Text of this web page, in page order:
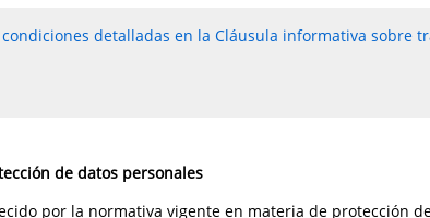
detalladas en la Cláusula informativa sobre
de datos personales
por la normativa vigente en materia de protección